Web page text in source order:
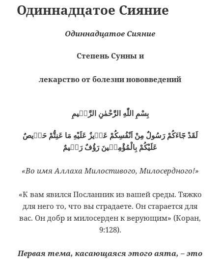
Одиннадцатое Сияние
Одиннадцатое Сияние
Степень Сунны и
лекарство от болезни нововведений
بِسْمِ اللّٰهِ الرَّحْمٰنِ الرَّحٖيمِ
لَقَدْ جَٓاءَكُمْ رَسُولٌ مِنْ اَنْفُسِكُمْ عَزٖيزٌ عَلَيْهِ مَا عَنِتُّمْ حَرٖيصٌ
عَلَيْكُمْ بِالْمُؤْمِنٖينَ رَؤُفٌ رَحٖيمٌ
«Во имя Аллаха Милостивого, Милосердного!»
«К вам явился Посланник из вашей среды. Тяжко
для него то, что вы страдаете. Он старается для
вас. Он добр и милосерден к верующим» (Коран,
9:128).
Первая тема, касающаяся этого аята, – это